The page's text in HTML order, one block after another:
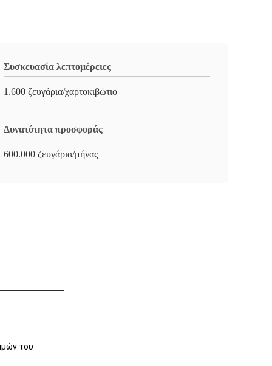
Συσκευασία λεπτομέρειες
1.600 ζευγάρια/χαρτοκιβώτιο
Δυνατότητα προσφοράς
600.000 ζευγάρια/μήνας
του